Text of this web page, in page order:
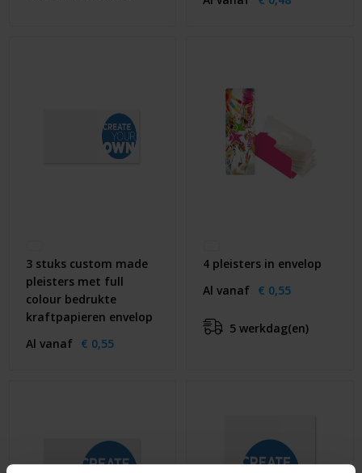
3 stuks custom made
pleisters met full
colour bedrukte
kraftpapieren envelop
Al vanaf € 0,55
4 pleisters in envelop
Al vanaf € 0,55
5 werkdag(en)